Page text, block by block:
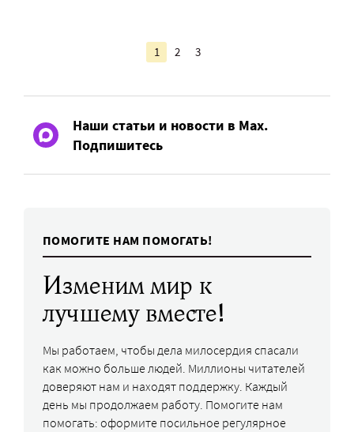
1 2 3
Наши статьи и новости в Max.
Подпишитесь
ПОМОГИТЕ НАМ ПОМОГАТЬ!
Изменим мир к
лучшему вместе!
Мы работаем, чтобы дела милосердия спасали
как можно больше людей. Миллионы читателей
доверяют нам и находят поддержку. Каждый
день мы продолжаем работу. Помогите нам
помогать: оформите посильное регулярное